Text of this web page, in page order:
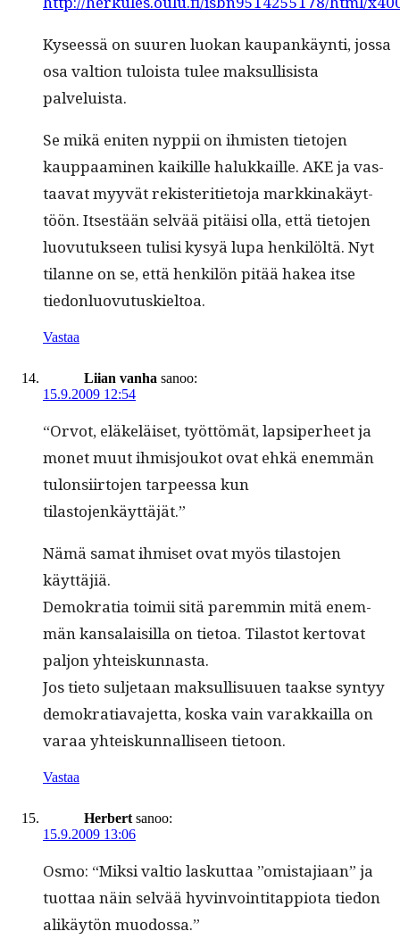
Kyseessä on suuren luokan kau­pankäyn­ti, jos­sa
osa val­tion tuloista tulee mak­sulli­sista
palveluista.
Se mikä eniten nyppii on ihmis­ten tieto­jen
kaup­paami­nen kaikille halukkaille. AKE ja vas­
taa­vat myyvät rek­ister­i­ti­eto­ja markki­nakäyt­
töön. Itses­tään selvää pitäisi olla, että tieto­jen
luovu­tuk­seen tulisi kysyä lupa henkilöltä. Nyt
tilanne on se, että henkilön pitää hakea itse
tiedonluovutuskieltoa.
Vastaa
Liian vanha sanoo:
15.9.2009 12:54
“Orvot, eläkeläiset, työt­tömät, lap­siper­heet ja
mon­et muut ihmisjoukot ovat ehkä enem­män
tulon­si­ir­to­jen tarpeessa kun
tilastojenkäyttäjät.”
Nämä samat ihmiset ovat myös tilas­to­jen
käyttäjiä.
Demokra­tia toimii sitä parem­min mitä enem­
män kansalaisil­la on tietoa. Tilas­tot ker­to­vat
paljon yhteiskunnasta.
Jos tieto sul­je­taan mak­sullisu­uen taakse syn­tyy
demokra­ti­ava­jet­ta, kos­ka vain varakkail­la on
varaa yhteiskun­nal­liseen tietoon.
Vastaa
Herbert sanoo:
15.9.2009 13:06
Osmo: “Mik­si val­tio laskut­taa ”omis­ta­ji­aan” ja
tuot­taa näin selvää hyv­in­voin­ti­tap­pi­o­ta tiedon
alikäytön muodossa.”